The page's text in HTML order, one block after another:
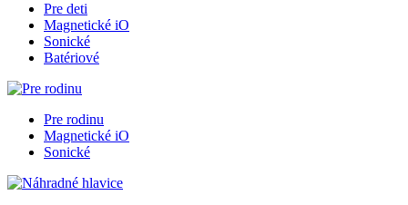
Pre deti
Magnetické iO
Sonické
Batériové
Pre rodinu
Magnetické iO
Sonické